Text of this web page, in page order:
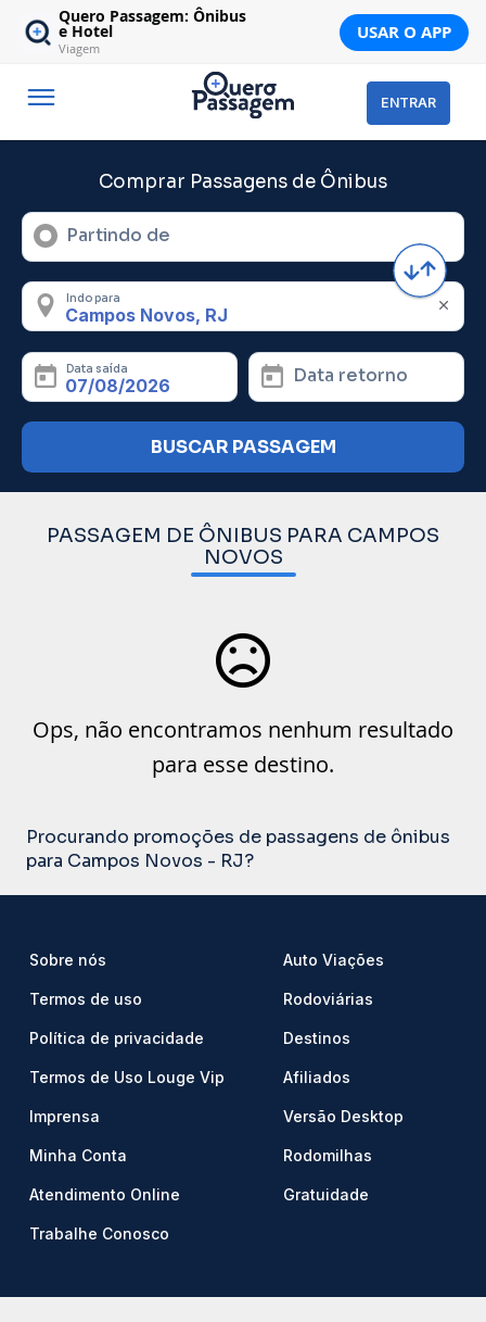
Quero Passagem: Ônibus
e Hotel
Viagem
USAR O APP
ENTRAR
Comprar Passagens de Ônibus
Partindo de
Indo para
Data saída Data retorno
BUSCAR PASSAGEM
PASSAGEM DE ÔNIBUS PARA CAMPOS
NOVOS
Ops, não encontramos nenhum resultado
para esse destino.
Procurando promoções de passagens de ônibus
para Campos Novos - RJ?
Sobre nós
Termos de uso
Política de privacidade
Termos de Uso Louge Vip
Imprensa
Minha Conta
Atendimento Online
Trabalhe Conosco
Auto Viações
Rodoviárias
Destinos
Afiliados
Versão Desktop
Rodomilhas
Gratuidade